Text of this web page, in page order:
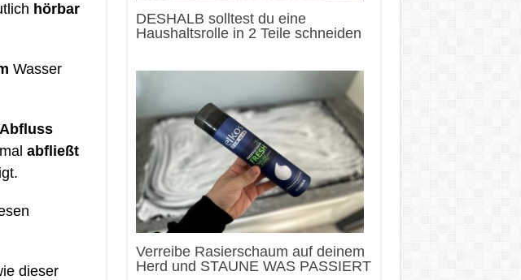
hörbar
Wasser
Abfluss
abfließt
dieser
DESHALB solltest du eine
Haushaltsrolle in 2 Teile schneiden
Verreibe Rasierschaum auf deinem
Herd und STAUNE WAS PASSIERT